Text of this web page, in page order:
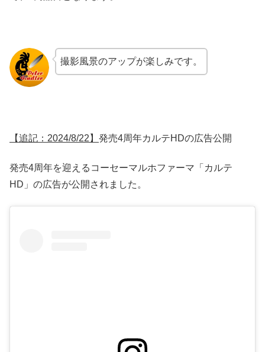
撮影風景のアップが楽しみです。
【追記：2024/8/22】 発売4周年カルテHDの広告公開
発売4周年を迎えるコーセーマルホファーマ「カルテ
HD」の広告が公開されました。